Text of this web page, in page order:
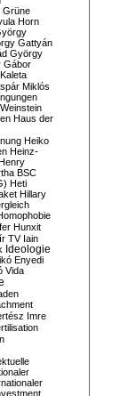
Grüne
Horn
Gattyán
György
Gábor
Miklós
Haus der
Heiko
Heinz-
BSC
Heti
Hillary
Hunxit
TV Iain
Ideologie
Enyedi
Vida
Imre